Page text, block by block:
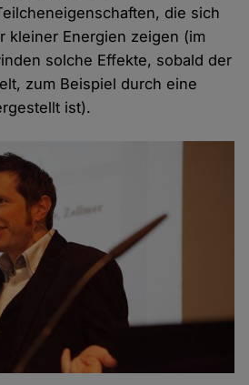
die sich
kleiner Energien zeigen (im
solche Effekte, sobald der
zum Beispiel durch eine
ist).